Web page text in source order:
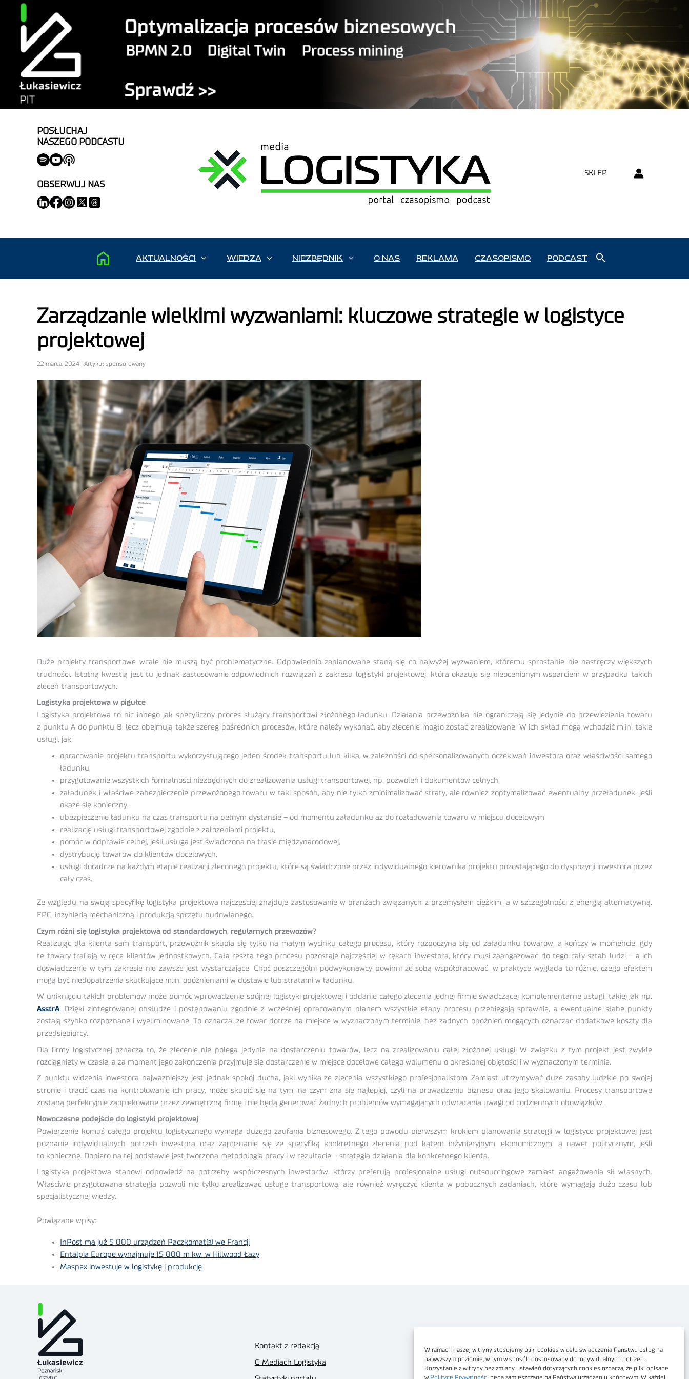
W ramach naszej witryny stosujemy pliki cookies w celu świadczenia Państwu usług na
najwyższym poziomie, w tym w sposób dostosowany do indywidualnych potrzeb.
Korzystanie z witryny bez zmiany ustawień dotyczących cookies oznacza, że pliki opisane
w Polityce Prywatności będą zamieszczane na Państwa urządzeniu końcowym. W każdej
POSŁUCHAJ
NASZEGO PODCASTU
OBSERWUJ NAS
SKLEP
AKTUALNOŚCI WIEDZA NIEZBĘDNIK O NAS REKLAMA CZASOPISMO PODCAST
Zarządzanie wielkimi wyzwaniami: kluczowe strategie w logistyce
projektowej
22 marca, 2024 | Artykuł sponsorowany
Duże projekty transportowe wcale nie muszą być problematyczne. Odpowiednio zaplanowane staną się co najwyżej wyzwaniem, któremu sprostanie nie nastręczy większych
trudności. Istotną kwestią jest tu jednak zastosowanie odpowiednich rozwiązań z zakresu logistyki projektowej, która okazuje się nieocenionym wsparciem w przypadku takich
zleceń transportowych.
Logistyka projektowa w pigułce
Logistyka projektowa to nic innego jak specyficzny proces służący transportowi złożonego ładunku. Działania przewoźnika nie ograniczają się jedynie do przewiezienia towaru
z punktu A do punktu B, lecz obejmują także szereg pośrednich procesów, które należy wykonać, aby zlecenie mogło zostać zrealizowane. W ich skład mogą wchodzić m.in. takie
usługi, jak:
opracowanie projektu transportu wykorzystującego jeden środek transportu lub kilka, w zależności od spersonalizowanych oczekiwań inwestora oraz właściwości samego
ładunku,
przygotowanie wszystkich formalności niezbędnych do zrealizowania usługi transportowej, np. pozwoleń i dokumentów celnych,
załadunek i właściwe zabezpieczenie przewożonego towaru w taki sposób, aby nie tylko zminimalizować straty, ale również zoptymalizować ewentualny przeładunek, jeśli
okaże się konieczny,
ubezpieczenie ładunku na czas transportu na pełnym dystansie – od momentu załadunku aż do rozładowania towaru w miejscu docelowym,
realizację usługi transportowej zgodnie z założeniami projektu,
pomoc w odprawie celnej, jeśli usługa jest świadczona na trasie międzynarodowej,
dystrybucję towarów do klientów docelowych,
usługi doradcze na każdym etapie realizacji zleconego projektu, które są świadczone przez indywidualnego kierownika projektu pozostającego do dyspozycji inwestora przez
cały czas.
Ze względu na swoją specyfikę logistyka projektowa najczęściej znajduje zastosowanie w branżach związanych z przemysłem ciężkim, a w szczególności z energią alternatywną,
EPC, inżynierią mechaniczną i produkcją sprzętu budowlanego.
Czym różni się logistyka projektowa od standardowych, regularnych przewozów?
Realizując dla klienta sam transport, przewoźnik skupia się tylko na małym wycinku całego procesu, który rozpoczyna się od załadunku towarów, a kończy w momencie, gdy
te towary trafiają w ręce klientów jednostkowych. Cała reszta tego procesu pozostaje najczęściej w rękach inwestora, który musi zaangażować do tego cały sztab ludzi – a ich
doświadczenie w tym zakresie nie zawsze jest wystarczające. Choć poszczególni podwykonawcy powinni ze sobą współpracować, w praktyce wygląda to różnie, czego efektem
mogą być niedopatrzenia skutkujące m.in. opóźnieniami w dostawie lub stratami w ładunku.
W uniknięciu takich problemów może pomóc wprowadzenie spójnej logistyki projektowej i oddanie całego zlecenia jednej firmie świadczącej komplementarne usługi, takiej jak np.
AsstrA. Dzięki zintegrowanej obsłudze i postępowaniu zgodnie z wcześniej opracowanym planem wszystkie etapy procesu przebiegają sprawnie, a ewentualne słabe punkty
zostają szybko rozpoznane i wyeliminowane. To oznacza, że towar dotrze na miejsce w wyznaczonym terminie, bez żadnych opóźnień mogących oznaczać dodatkowe koszty dla
przedsiębiorcy.
Dla firmy logistycznej oznacza to, że zlecenie nie polega jedynie na dostarczeniu towarów, lecz na zrealizowaniu całej złożonej usługi. W związku z tym projekt jest zwykle
rozciągnięty w czasie, a za moment jego zakończenia przyjmuje się dostarczenie w miejsce docelowe całego wolumenu o określonej objętości i w wyznaczonym terminie.
Z punktu widzenia inwestora najważniejszy jest jednak spokój ducha, jaki wynika ze zlecenia wszystkiego profesjonalistom. Zamiast utrzymywać duże zasoby ludzkie po swojej
stronie i tracić czas na kontrolowanie ich pracy, może skupić się na tym, na czym zna się najlepiej, czyli na prowadzeniu biznesu oraz jego skalowaniu. Procesy transportowe
zostaną perfekcyjnie zaopiekowane przez zewnętrzną firmę i nie będą generować żadnych problemów wymagających odwracania uwagi od codziennych obowiązków.
Nowoczesne podejście do logistyki projektowej
Powierzenie komuś całego projektu logistycznego wymaga dużego zaufania biznesowego. Z tego powodu pierwszym krokiem planowania strategii w logistyce projektowej jest
poznanie indywidualnych potrzeb inwestora oraz zapoznanie się ze specyfiką konkretnego zlecenia pod kątem inżynieryjnym, ekonomicznym, a nawet politycznym, jeśli
to konieczne. Dopiero na tej podstawie jest tworzona metodologia pracy i w rezultacie – strategia działania dla konkretnego klienta.
Logistyka projektowa stanowi odpowiedź na potrzeby współczesnych inwestorów, którzy preferują profesjonalne usługi outsourcingowe zamiast angażowania sił własnych.
Właściwie przygotowana strategia pozwoli nie tylko zrealizować usługę transportową, ale również wyręczyć klienta w pobocznych zadaniach, które wymagają dużo czasu lub
specjalistycznej wiedzy.
Powiązane wpisy:
InPost ma już 5 000 urządzeń Paczkomat® we Francji
Entalpia Europe wynajmuje 15 000 m kw. w Hillwood Łazy
Maspex inwestuje w logistykę i produkcję
Kontakt z redakcją
O Mediach Logistyka
Dostępność cyfrowa
Regulamin Portalu